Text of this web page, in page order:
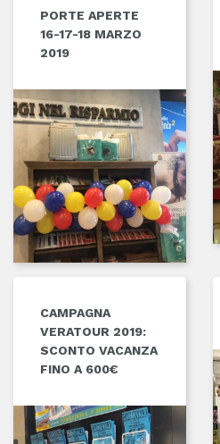
PORTE APERTE
16-17-18 MARZO
2019
CAMPAGNA
VERATOUR 2019:
SCONTO VACANZA
FINO A 600€